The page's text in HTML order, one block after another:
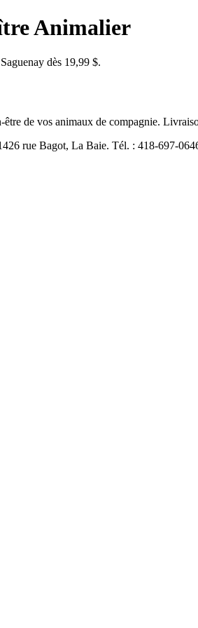
Animalier
dès 19,99 $.
de vos animaux de compagnie.
rue Bagot, La Baie. Tél. : 418-697-